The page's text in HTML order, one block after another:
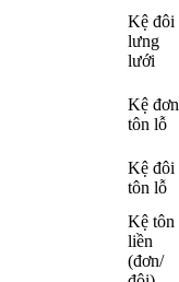
Kệ đôi
lưng
lưới
Kệ đơn
tôn lỗ
Kệ đôi
tôn lỗ
Kệ tôn
liền
(đơn/